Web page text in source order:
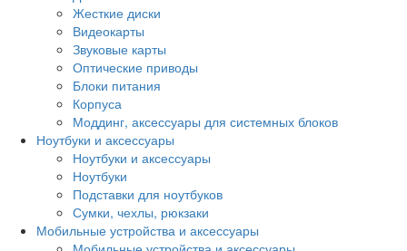
Жесткие диски
Видеокарты
Звуковые карты
Оптические приводы
Блоки питания
Корпуса
Моддинг, аксессуары для системных блоков
Ноутбуки и аксессуары
Ноутбуки и аксессуары
Ноутбуки
Подставки для ноутбуков
Сумки, чехлы, рюкзаки
Мобильные устройства и аксессуары